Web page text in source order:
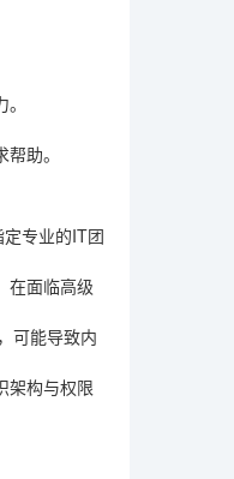
助。
专业的IT团
在面临高级
可能导致内
架构与权限